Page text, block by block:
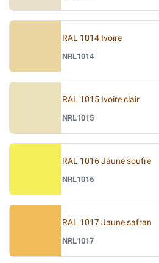
RAL 1014 Ivoire
NRL1014
RAL 1015 Ivoire clair
NRL1015
RAL 1016 Jaune soufre
NRL1016
RAL 1017 Jaune safran
NRL1017